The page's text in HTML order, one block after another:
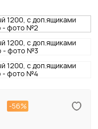
-56%